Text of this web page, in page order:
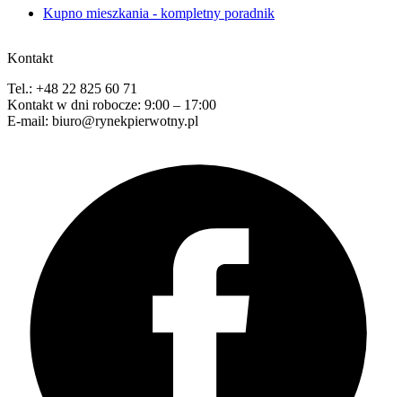
Kupno mieszkania - kompletny poradnik
Kontakt
Tel.: +48 22 825 60 71
Kontakt w dni robocze: 9:00 – 17:00
E-mail: biuro@rynekpierwotny.pl